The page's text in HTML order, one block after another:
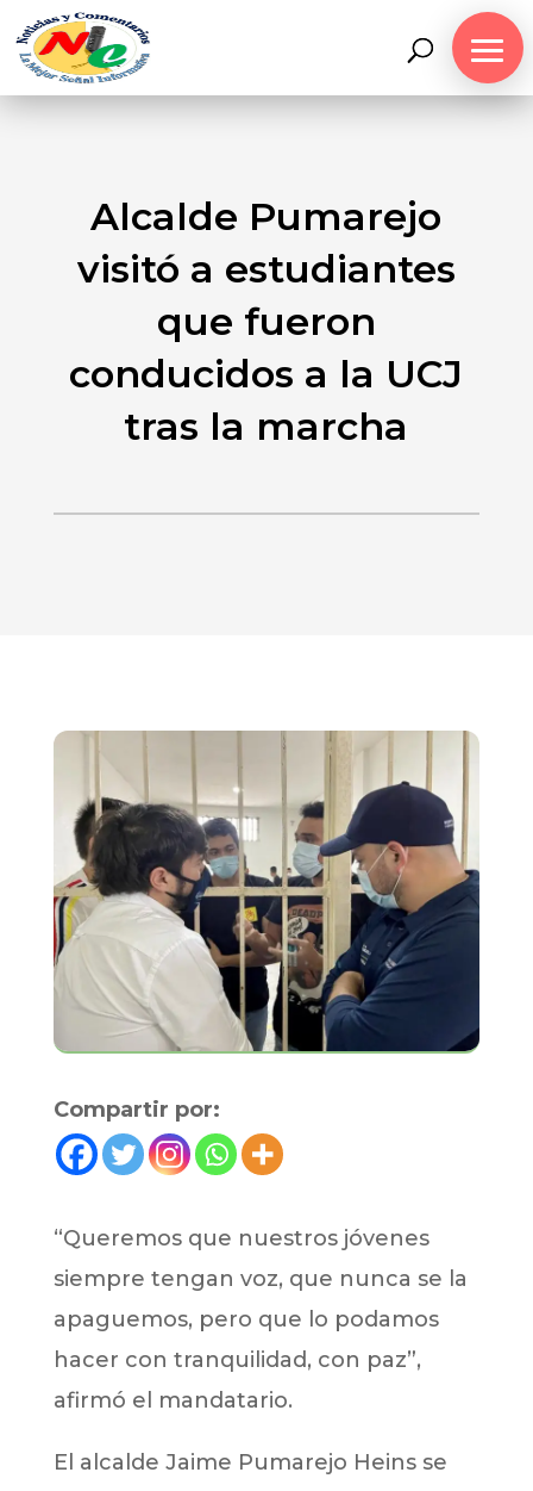
Alcalde Pumarejo
visitó a estudiantes
que fueron
conducidos a la UCJ
tras la marcha
Compartir por:
“Queremos que nuestros jóvenes
siempre tengan voz, que nunca se la
apaguemos, pero que lo podamos
hacer con tranquilidad, con paz”,
afirmó el mandatario.
El alcalde Jaime Pumarejo Heins se